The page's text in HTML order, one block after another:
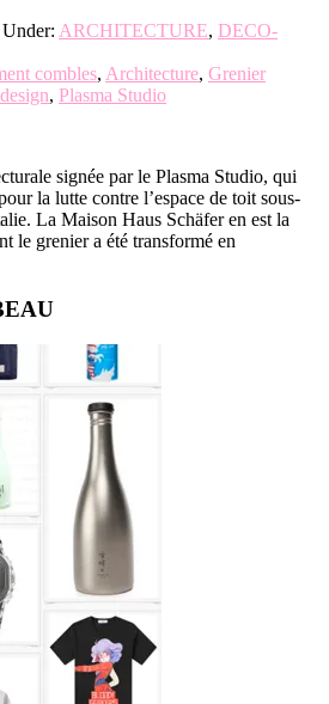
ARCHITECTURE, DECO-
combles, Architecture, Grenier
, Plasma Studio
signée par le Plasma Studio, qui
la lutte contre l’espace de toit sous-
La Maison Haus Schäfer en est la
le grenier a été transformé en